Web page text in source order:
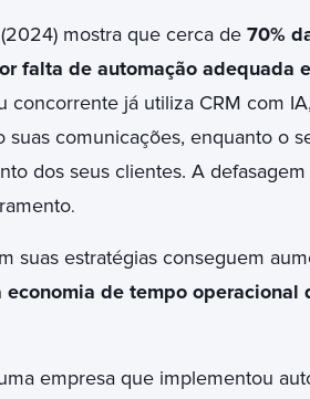
mostra que cerca de 70%
falta de automação adequada
concorrente já utiliza CRM com
comunicações, enquanto o
dos seus clientes. A
.
suas estratégias conseguem
de tempo operacional
empresa que implementou